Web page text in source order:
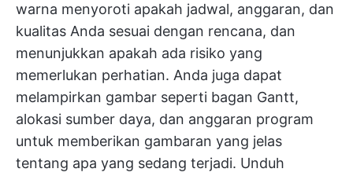
warna menyoroti apakah jadwal, anggaran, dan
kualitas Anda sesuai dengan rencana, dan
menunjukkan apakah ada risiko yang
memerlukan perhatian. Anda juga dapat
melampirkan gambar seperti bagan Gantt,
alokasi sumber daya, dan anggaran program
untuk memberikan gambaran yang jelas
tentang apa yang sedang terjadi. Unduh